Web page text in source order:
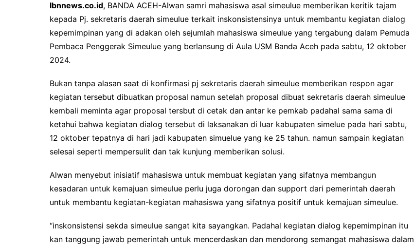
c
e
b
o
o
k
i
t
t
e
a
t
s
A
p
p
y
L
i
k
Ibnnews.co.id, BANDA ACEH-Alwan samri mahasiswa asal simeulue memberikan keritik tajam
kepada Pj. sekretaris daerah simeulue terkait inskonsistensinya untuk membantu kegiatan dialog
kepemimpinan yang di adakan oleh sejumlah mahasiswa simeulue yang tergabung dalam Pemuda
Pembaca Penggerak Simeulue yang berlansung di Aula USM Banda Aceh pada sabtu, 12 oktober
2024.
Bukan tanpa alasan saat di konfirmasi pj sekretaris daerah simeulue memberikan respon agar
kegiatan tersebut dibuatkan proposal namun setelah proposal dibuat sekretaris daerah simeulue
kembali meminta agar proposal tersbut di cetak dan antar ke pemkab padahal sama sama di
ketahui bahwa kegiatan dialog tersebut di laksanakan di luar kabupaten simelue pada hari sabtu,
12 oktober tepatnya di hari jadi kabupaten simuelue yang ke 25 tahun. namun sampain kegiatan
selesai seperti mempersulit dan tak kunjung memberikan solusi.
Alwan menyebut inisiatif mahasiswa untuk membuat kegiatan yang sifatnya membangun
kesadaran untuk kemajuan simeulue perlu juga dorongan dan support dari pemerintah daerah
untuk membantu kegiatan-kegiatan mahasiswa yang sifatnya positif untuk kemajuan simeulue.
“inskonsistensi sekda simeulue sangat kita sayangkan. Padahal kegiatan dialog kepemimpinan itu
kan tanggung jawab pemerintah untuk mencerdaskan dan mendorong semangat mahasiswa dalam